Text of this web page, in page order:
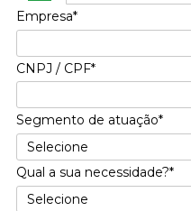
Empresa*
CNPJ / CPF*
Segmento de atuação*
Qual a sua necessidade?*